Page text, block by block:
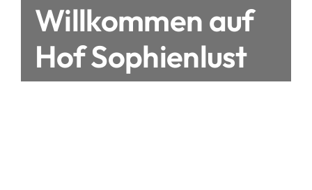
Willkommen auf
Hof Sophienlust